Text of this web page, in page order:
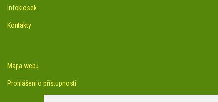
Infokiosek
Kontakty
Mapa webu
Prohlášení o přístupnosti